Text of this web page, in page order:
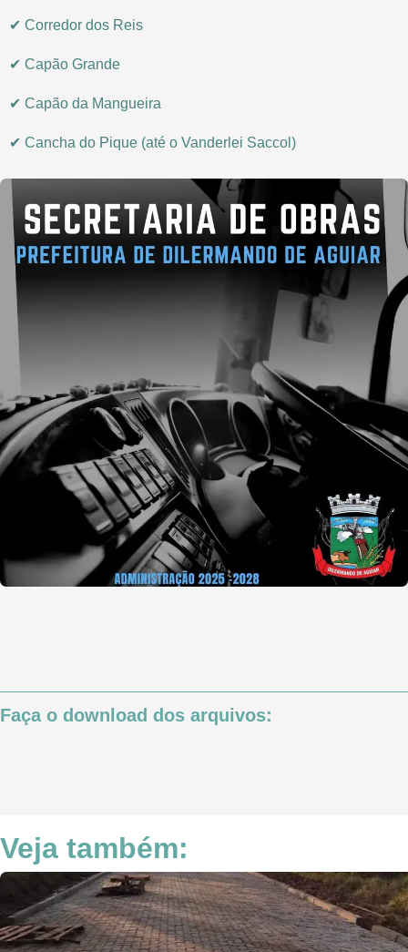
✔ Corredor dos Reis
✔ Capão Grande
✔ Capão da Mangueira
✔ Cancha do Pique (até o Vanderlei Saccol)
Faça o download dos arquivos:
Veja também: